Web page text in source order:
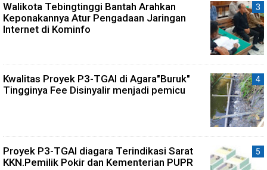
Walikota Tebingtinggi Bantah Arahkan
Keponakannya Atur Pengadaan Jaringan
Internet di Kominfo
Kwalitas Proyek P3-TGAI di Agara"Buruk"
Tingginya Fee Disinyalir menjadi pemicu
Proyek P3-TGAI diagara Terindikasi Sarat
KKN.Pemilik Pokir dan Kementerian PUPR